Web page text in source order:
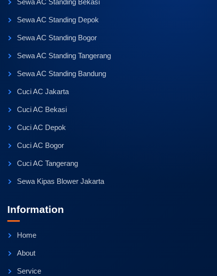
Sewa AC Standing Bekasi
Sewa AC Standing Depok
Sewa AC Standing Bogor
Sewa AC Standing Tangerang
Sewa AC Standing Bandung
Cuci AC Jakarta
Cuci AC Bekasi
Cuci AC Depok
Cuci AC Bogor
Cuci AC Tangerang
Sewa Kipas Blower Jakarta
Information
Home
About
Service